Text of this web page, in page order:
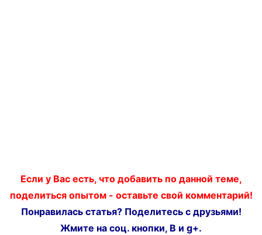
Если у Вас есть, что добавить по данной теме,
поделиться опытом - оставьте свой комментарий!
Понравилась статья? Поделитесь с друзьями!
Жмите на соц. кнопки, В и g+.